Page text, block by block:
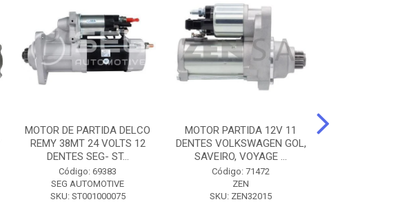
MOTOR DE PARTIDA DELCO
REMY 38MT 24 VOLTS 12
DENTES SEG- ST...
Código: 69383
SEG AUTOMOTIVE
SKU: ST001000075
MOTOR PARTIDA 12V 11
DENTES VOLKSWAGEN GOL,
SAVEIRO, VOYAGE ...
Código: 71472
ZEN
SKU: ZEN32015